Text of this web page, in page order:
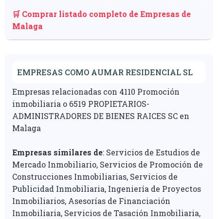
🛒 Comprar listado completo de Empresas de
Malaga
EMPRESAS COMO AUMAR RESIDENCIAL SL
Empresas relacionadas con 4110 Promoción
inmobiliaria o 6519 PROPIETARIOS-
ADMINISTRADORES DE BIENES RAICES SC en
Malaga
Empresas similares de: Servicios de Estudios de
Mercado Inmobiliario, Servicios de Promoción de
Construcciones Inmobiliarias, Servicios de
Publicidad Inmobiliaria, Ingeniería de Proyectos
Inmobiliarios, Asesorías de Financiación
Inmobiliaria, Servicios de Tasación Inmobiliaria,